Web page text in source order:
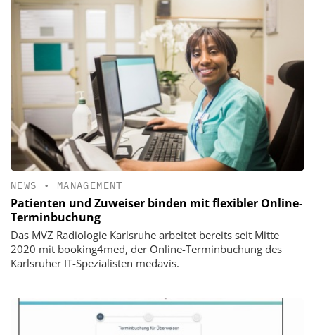
NEWS • MANAGEMENT
Patienten und Zuweiser binden mit flexibler Online-
Terminbuchung
Das MVZ Radiologie Karlsruhe arbeitet bereits seit Mitte
2020 mit booking4med, der Online-Terminbuchung des
Karlsruher IT-Spezialisten medavis.